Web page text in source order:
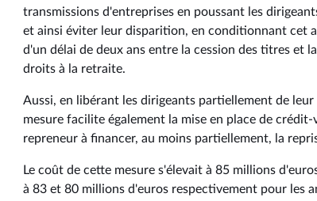
transmissions d'entreprises en poussant les
et ainsi éviter leur disparition, en conditionnant cet
d'un délai de deux ans entre la cession des titres et
droits à la retraite.
Aussi, en libérant les dirigeants partiellement de leur
mesure facilite également la mise en place de
repreneur à financer, au moins partiellement, la
Le coût de cette mesure s'élevait à 85 millions
à 83 et 80 millions d'euros respectivement pour les